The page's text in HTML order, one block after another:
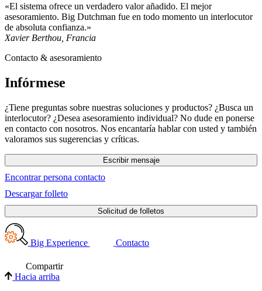
«El sistema ofrece un verdadero valor añadido. El mejor
asesoramiento. Big Dutchman fue en todo momento un interlocutor
de absoluta confianza.»
Xavier Berthou, Francia
Contacto & asesoramiento
Infórmese
¿Tiene preguntas sobre nuestras soluciones y productos? ¿Busca un
interlocutor? ¿Desea asesoramiento individual? No dude en ponerse
en contacto con nosotros. Nos encantaría hablar con usted y también
valoramos sus sugerencias y críticas.
Escribir mensaje
Encontrar persona contacto
Descargar folleto
Solicitud de folletos
Big Experience Contacto
Compartir
Hacia arriba